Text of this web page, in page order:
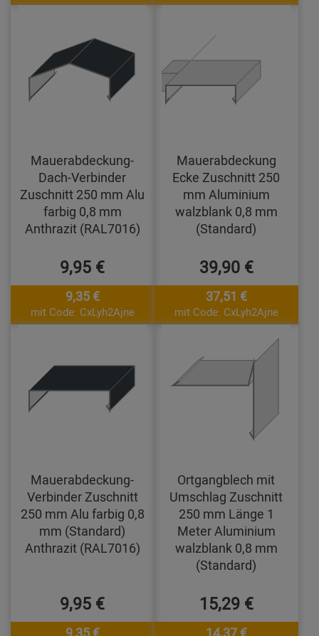
Mauerabdeckung-
Dach-Verbinder
Zuschnitt 250 mm Alu
farbig 0,8 mm
Anthrazit (RAL7016)
9,95 €
9,35 €
mit Code: CxLyh2Ajne
Mauerabdeckung
Ecke Zuschnitt 250
mm Aluminium
walzblank 0,8 mm
(Standard)
39,90 €
37,51 €
mit Code: CxLyh2Ajne
Mauerabdeckung-
Verbinder Zuschnitt
250 mm Alu farbig 0,8
mm (Standard)
Anthrazit (RAL7016)
9,95 €
9,35 €
Ortgangblech mit
Umschlag Zuschnitt
250 mm Länge 1
Meter Aluminium
walzblank 0,8 mm
(Standard)
15,29 €
14,37 €